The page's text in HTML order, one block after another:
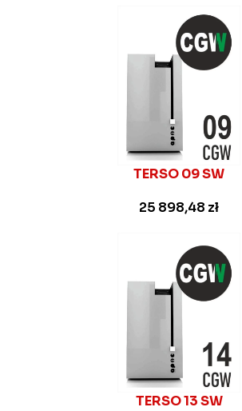
TERSO 09 SW
25 898,48 zł
TERSO 13 SW